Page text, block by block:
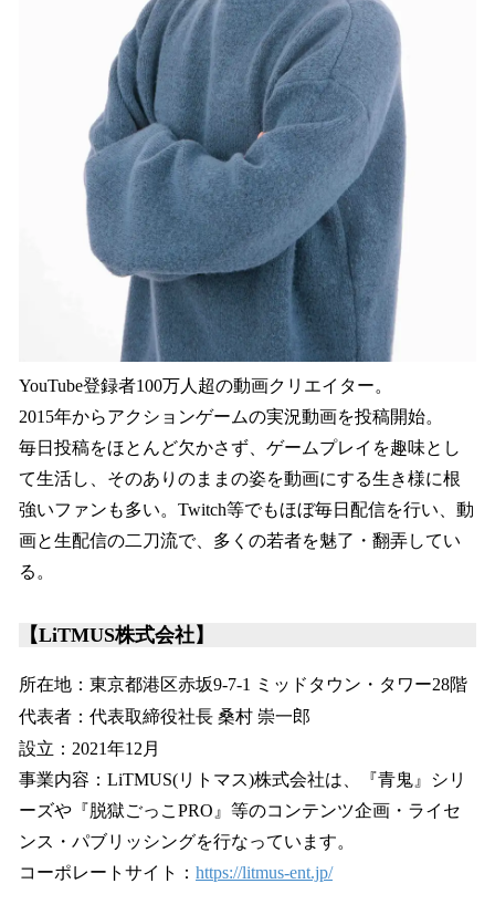
YouTube登録者100万人超の動画クリエイター。
2015年からアクションゲームの実況動画を投稿開始。
毎日投稿をほとんど欠かさず、ゲームプレイを趣味とし
て生活し、そのありのままの姿を動画にする生き様に根
強いファンも多い。Twitch等でもほぼ毎日配信を行い、動
画と生配信の二刀流で、多くの若者を魅了・翻弄してい
る。
【LiTMUS株式会社】
所在地：東京都港区赤坂9-7-1 ミッドタウン・タワー28階
代表者：代表取締役社長 桑村 崇一郎
設立：2021年12月
事業内容：LiTMUS(リトマス)株式会社は、『青鬼』シリ
ーズや『脱獄ごっこPRO』等のコンテンツ企画・ライセ
ンス・パブリッシングを行なっています。
コーポレートサイト： https://litmus-ent.jp/